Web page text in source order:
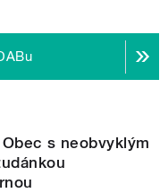
s neobvyklým